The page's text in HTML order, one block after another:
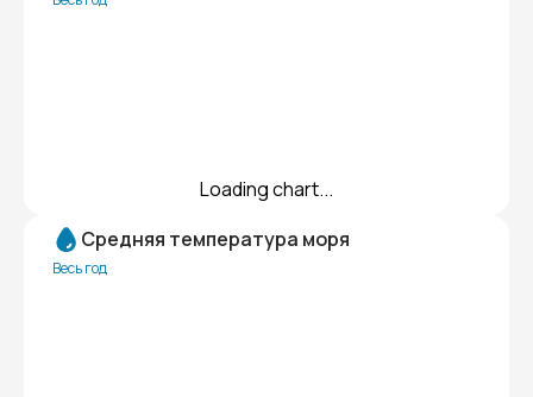
Loading chart...
Средняя температура моря
Весь год